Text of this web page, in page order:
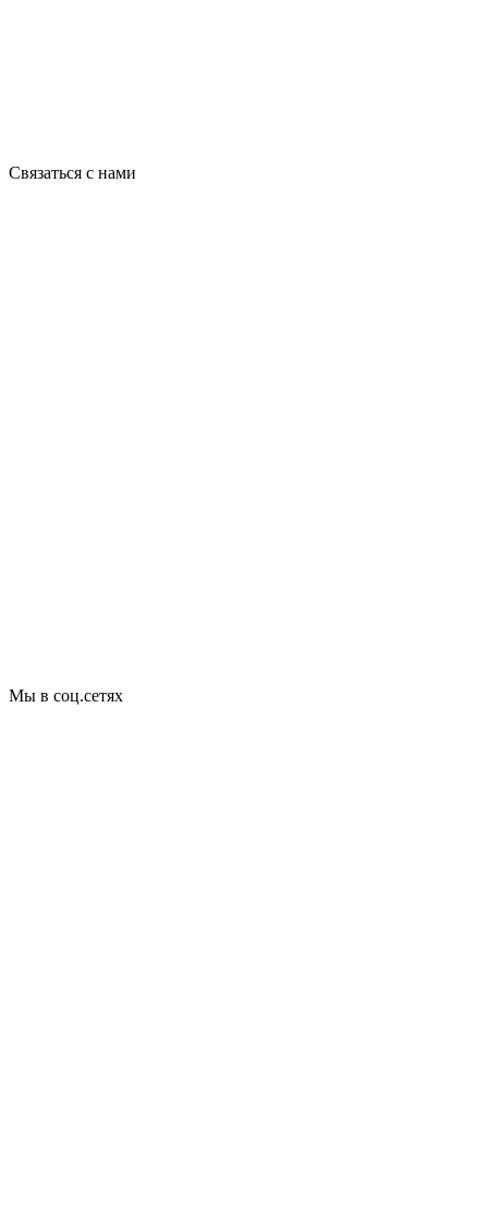
Связаться с нами
Мы в соц.сетях